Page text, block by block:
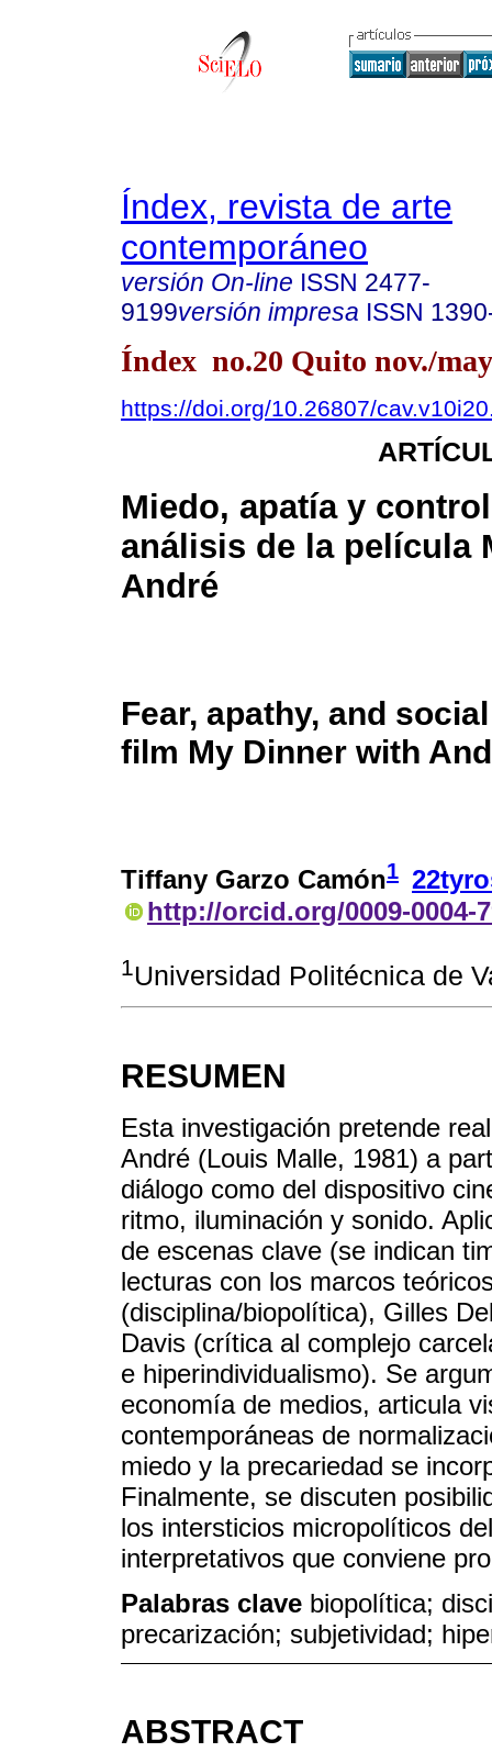
Índex, revista de arte
contemporáneo
versión On-line ISSN 2477-
9199versión impresa ISSN
Índex no.20 Quito nov./
https://doi.org/10.26807/
Miedo, apatía y
análisis de la película
André
Fear, apathy, and
film My Dinner with
Tiffany Garzo Camón1
http://orcid.org/0009-0004-
1 Universidad Politécnica de
RESUMEN
Esta investigación pretende
André (Louis Malle, 1981) a
diálogo como del dispositivo
ritmo, iluminación y sonido.
de escenas clave (se indican
lecturas con los marcos
(disciplina/biopolítica), Gilles
Davis (crítica al complejo
e hiperindividualismo). Se
economía de medios, articula
contemporáneas de
miedo y la precariedad se
Finalmente, se discuten
los intersticios micropolíticos
interpretativos que conviene
Palabras clave biopolítica;
precarización; subjetividad;
ABSTRACT